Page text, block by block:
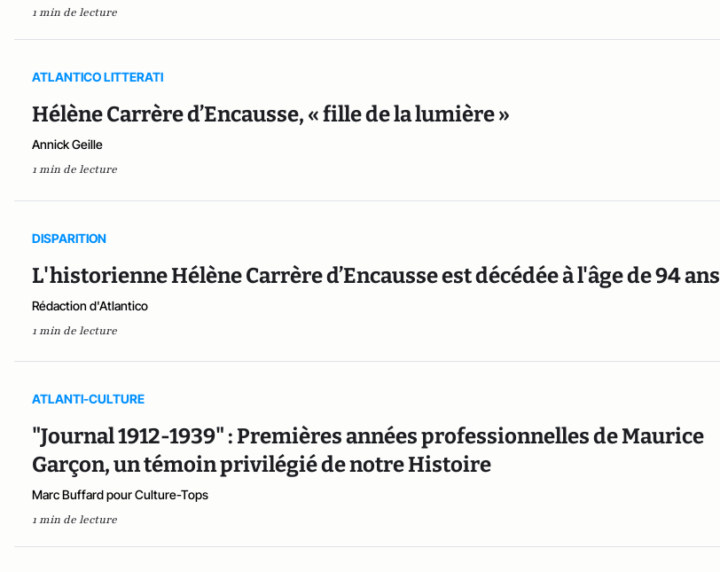
1 min de lecture
ATLANTICO LITTERATI
Hélène Carrère d’Encausse, « fille de la lumière »
Annick Geille
1 min de lecture
DISPARITION
L'historienne Hélène Carrère d’Encausse est décédée à l'âge de 94 ans
Rédaction d'Atlantico
1 min de lecture
ATLANTI-CULTURE
"Journal 1912-1939" : Premières années professionnelles de Maurice
Garçon, un témoin privilégié de notre Histoire
Marc Buffard pour Culture-Tops
1 min de lecture